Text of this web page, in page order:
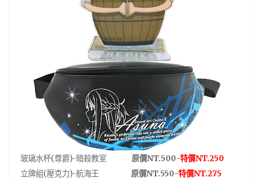
玻璃水杯(尊爵)- 暗殺教室 原價NT.500-特價NT.250
立牌組 (壓克力)-航海王 原價NT.550-特價NT.275